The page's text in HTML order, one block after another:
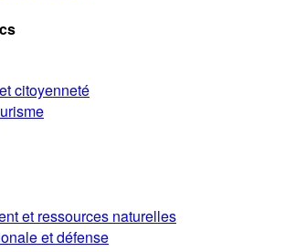
citoyenneté
et ressources naturelles
et défense